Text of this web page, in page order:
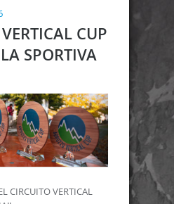
CUP
SPORTIVA
CIRCUITO VERTICAL